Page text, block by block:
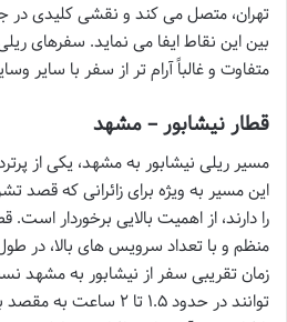
تهران، متصل می کند و نقشی کلیدی در
بین این نقاط ایفا می نماید. سفرهای
متفاوت و غالباً آرام تر از سفر با سایر
قطار نیشابور – مشهد
مسیر ریلی نیشابور به مشهد، یکی از
این مسیر به ویژه برای زائرانی که قصد
را دارند، از اهمیت بالایی برخوردار است.
منظم و با تعداد سرویس های بالا، در
زمان تقریبی سفر از نیشابور به مشهد
توانند در حدود ۱.۵ تا